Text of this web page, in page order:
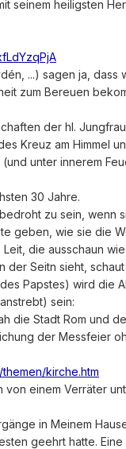
seinem heiligsten
...) sagen ja,
zum Bereuen
der hl.
Kreuz am Himmel
unter innerem
30 Jahre.
zu sein,
geben, wie sie die
die ausschaun
Seitn sieht,
Papstes) wird die
sein:
die Stadt Rom und
der Messfeier
kirche.htm
von einem Verräter
in Meinem
geehrt hatte.